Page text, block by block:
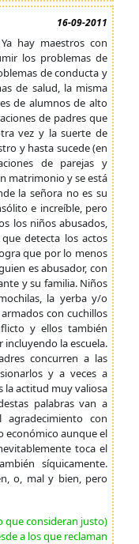
16-09-2011
hay maestros con
los problemas de
de conducta y
de salud, la misma
de alumnos de alto
de padres que
vez y la suerte de
y hasta sucede (en
de parejas y
matrimonio y se está
la señora no es su
e increíble, pero
los niños abusados,
detecta los actos
que por lo menos
es abusador, con
y su familia. Niños
la yerba y/o
con cuchillos
y ellos también
la escuela.
concurren a las
y a veces a
la actitud muy valiosa
palabras van a
con
económico aunque el
toca el
síquicamente.
o, mal y bien, pero
que consideran justo)
a los que reclaman